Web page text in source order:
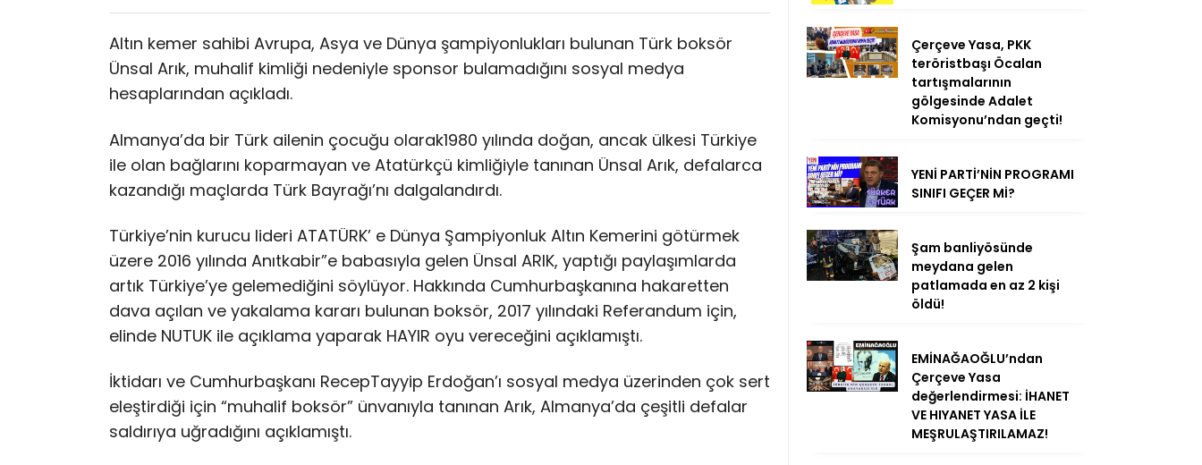
Altın kemer sahibi Avrupa, Asya ve Dünya şampiyonlukları bulunan Türk boksör
Ünsal Arık, muhalif kimliği nedeniyle sponsor bulamadığını sosyal medya
hesaplarından açıkladı.
Almanya’da bir Türk ailenin çocuğu olarak1980 yılında doğan, ancak ülkesi Türkiye
ile olan bağlarını koparmayan ve Atatürkçü kimliğiyle tanınan Ünsal Arık, defalarca
kazandığı maçlarda Türk Bayrağı’nı dalgalandırdı.
Türkiye’nin kurucu lideri ATATÜRK’ e Dünya Şampiyonluk Altın Kemerini götürmek
üzere 2016 yılında Anıtkabir”e babasıyla gelen Ünsal ARIK, yaptığı paylaşımlarda
artık Türkiye’ye gelemediğini söylüyor. Hakkında Cumhurbaşkanına hakaretten
dava açılan ve yakalama kararı bulunan boksör, 2017 yılındaki Referandum için,
elinde NUTUK ile açıklama yaparak HAYIR oyu vereceğini açıklamıştı.
İktidarı ve Cumhurbaşkanı RecepTayyip Erdoğan’ı sosyal medya üzerinden çok sert
eleştirdiği için “muhalif boksör” ünvanıyla tanınan Arık, Almanya’da çeşitli defalar
saldırıya uğradığını açıklamıştı.
Çerçeve Yasa, PKK
teröristbaşı Öcalan
tartışmalarının
gölgesinde Adalet
Komisyonu’ndan geçti!
YENİ PARTİ’NİN PROGRAMI
SINIFI GEÇER Mİ?
Şam banliyösünde
meydana gelen
patlamada en az 2 kişi
öldü!
EMİNAĞAOĞLU’ndan
Çerçeve Yasa
değerlendirmesi: İHANET
VE HIYANET YASA İLE
MEŞRULAŞTIRILAMAZ!